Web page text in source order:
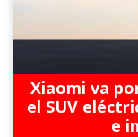
Xiaomi va
el SUV
e